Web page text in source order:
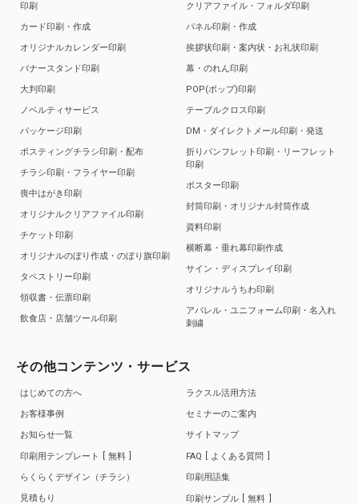
印刷
カード印刷・作成
オリジナルカレンダー印刷
バナースタンド印刷
大判印刷
ノベルティサービス
パッケージ印刷
ポスティングチラシ印刷・配布
チラシ印刷・フライヤー印刷
喪中はがき印刷
オリジナルクリアファイル印刷
チケット印刷
オリジナルのぼり作成・のぼり旗印刷
タペストリー印刷
領収書・伝票印刷
飲食店・店舗ツール印刷
クリアファイル・フォルダ印刷
パネル印刷・作成
挨拶状印刷・案内状・お礼状印刷
幕・のれん印刷
POP(ポップ)印刷
テーブルクロス印刷
DM・ダイレクトメール印刷・発送
折りパンフレット印刷・リーフレット
印刷
ポスター印刷
封筒印刷・オリジナル封筒作成
資料印刷
横断幕・垂れ幕印刷作成
サイン・ディスプレイ印刷
オリジナルうちわ印刷
アパレル・ユニフォーム印刷・名入れ
刺繍
その他コンテンツ・サービス
はじめての方へ
お客様事例
お知らせ一覧
印刷用テンプレート
無料
らくらくデザイン（チラシ）
見積もり
ラクスル活用方法
セミナーのご案内
サイトマップ
FAQ
よくある質問
印刷用語集
印刷サンプル
無料